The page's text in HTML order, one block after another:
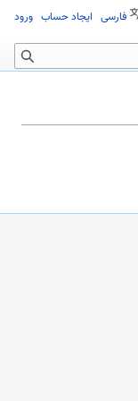
فارسی ایجاد حساب ورود